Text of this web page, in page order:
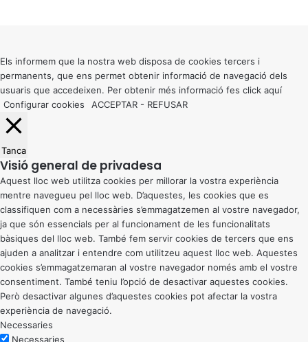
button
Els informem que la nostra web disposa de cookies tercers i
permanents, que ens permet obtenir informació de navegació dels
usuaris que accedeixen. Per obtenir més informació fes click aquí
Configurar cookies
ACCEPTAR - REFUSAR
Tanca
Visió general de privadesa
Aquest lloc web utilitza cookies per millorar la vostra experiència
mentre navegueu pel lloc web. D’aquestes, les cookies que es
classifiquen com a necessàries s’emmagatzemen al vostre navegador,
ja que són essencials per al funcionament de les funcionalitats
bàsiques del lloc web. També fem servir cookies de tercers que ens
ajuden a analitzar i entendre com utilitzeu aquest lloc web. Aquestes
cookies s’emmagatzemaran al vostre navegador només amb el vostre
consentiment. També teniu l’opció de desactivar aquestes cookies.
Però desactivar algunes d’aquestes cookies pot afectar la vostra
experiència de navegació.
Necessaries
Necessaries